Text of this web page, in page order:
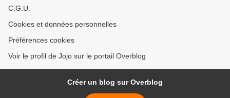
C.G.U.
Cookies et données personnelles
Préférences cookies
Voir le profil de Jojo sur le portail Overblog
Créer un blog sur Overblog